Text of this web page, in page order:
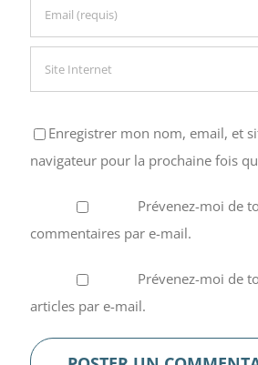
Enregistrer mon nom, email, et
navigateur pour la prochaine fois
Prévenez-moi de
commentaires par e-mail.
Prévenez-moi de
articles par e-mail.